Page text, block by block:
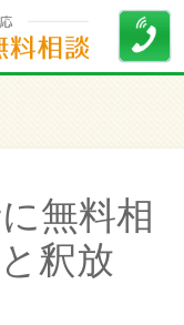
無料相
釈放